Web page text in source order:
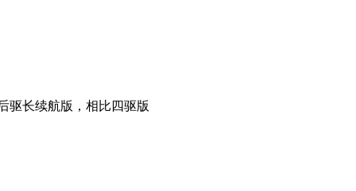
驱长续航版，相比四驱版